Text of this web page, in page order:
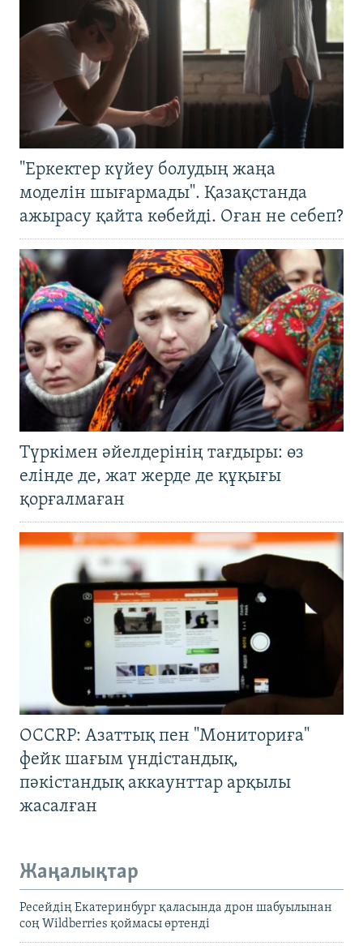
"Еркектер күйеу болудың жаңа
моделін шығармады". Қазақстанда
ажырасу қайта көбейді. Оған не себеп?
Түркімен әйелдерінің тағдыры: өз
елінде де, жат жерде де құқығы
қорғалмаған
OCCRP: Азаттық пен "Мониториға"
фейк шағым үндістандық,
пәкістандық аккаунттар арқылы
жасалған
Жаңалықтар
Ресейдің Екатеринбург қаласында дрон шабуылынан
соң Wildberries қоймасы өртенді